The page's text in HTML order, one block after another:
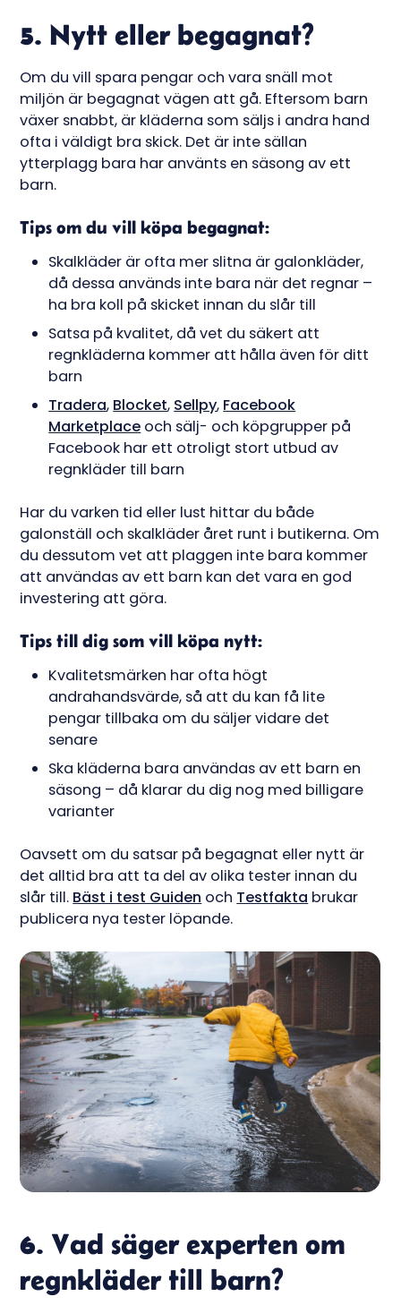
5. Nytt eller begagnat?
Om du vill spara pengar och vara snäll mot
miljön är begagnat vägen att gå. Eftersom barn
växer snabbt, är kläderna som säljs i andra hand
ofta i väldigt bra skick. Det är inte sällan
ytterplagg bara har använts en säsong av ett
barn.
Tips om du vill köpa begagnat:
Skalkläder är ofta mer slitna är galonkläder,
då dessa används inte bara när det regnar –
ha bra koll på skicket innan du slår till
Satsa på kvalitet, då vet du säkert att
regnkläderna kommer att hålla även för ditt
barn
Tradera, Blocket, Sellpy, Facebook
Marketplace och sälj- och köpgrupper på
Facebook har ett otroligt stort utbud av
regnkläder till barn
Har du varken tid eller lust hittar du både
galonställ och skalkläder året runt i butikerna. Om
du dessutom vet att plaggen inte bara kommer
att användas av ett barn kan det vara en god
investering att göra.
Tips till dig som vill köpa nytt:
Kvalitetsmärken har ofta högt
andrahandsvärde, så att du kan få lite
pengar tillbaka om du säljer vidare det
senare
Ska kläderna bara användas av ett barn en
säsong – då klarar du dig nog med billigare
varianter
Oavsett om du satsar på begagnat eller nytt är
det alltid bra att ta del av olika tester innan du
slår till. Bäst i test Guiden och Testfakta brukar
publicera nya tester löpande.
6. Vad säger experten om
regnkläder till barn?